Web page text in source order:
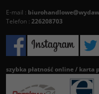
E-mail :
Telefon : 226208703
szybka płatność online / karta